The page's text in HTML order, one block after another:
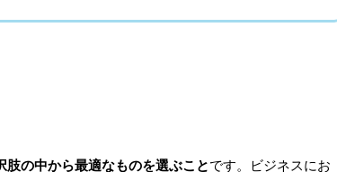
の中から最適なものを選ぶことです。ビジネスにお